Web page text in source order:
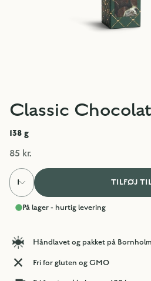
Classic
138 g
85 kr.
1 TILFØJ
På lager - hurtig levering
Håndlavet og pakket på Bornholm
Fri for gluten og GMO